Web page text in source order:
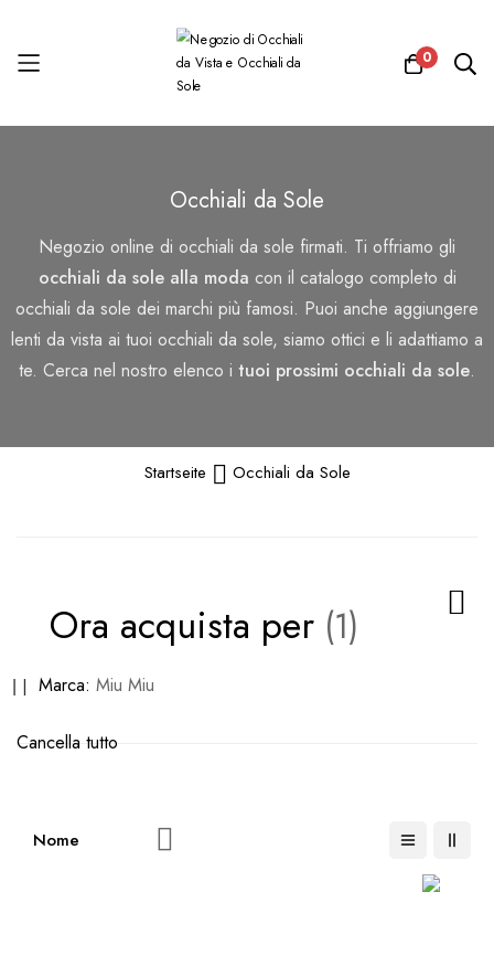
0
Occhiali da Sole
Negozio online di occhiali da sole firmati. Ti offriamo gli
occhiali da sole alla moda con il catalogo completo di
occhiali da sole dei marchi più famosi. Puoi anche aggiungere
lenti da vista ai tuoi occhiali da sole, siamo ottici e li adattiamo a
te. Cerca nel nostro elenco i tuoi prossimi occhiali da sole.
Startseite Occhiali da Sole
Ora acquista per
Marca Miu Miu
Rimuovi
articolo
Cancella tutto